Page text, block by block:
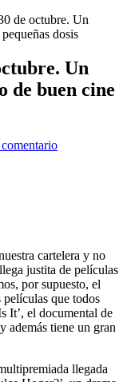
de octubre. Un
dosis
Un
de buen cine
cartelera y no
justita de películas
por supuesto, el
películas que todos
It’, el documental de
además tiene un gran
llegada